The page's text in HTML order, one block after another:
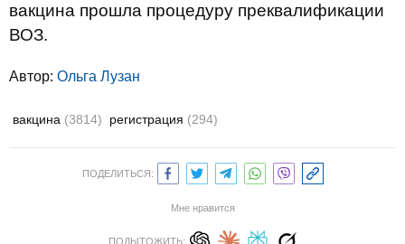
вакцина прошла процедуру преквалификации
ВОЗ.
Автор: Ольга Лузан
вакцина (3814) регистрация (294)
ПОДЕЛИТЬСЯ:
Мне нравится
ПОДЫТОЖИТЬ: